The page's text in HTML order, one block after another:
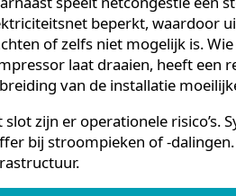
Netafhankelijkheid is een
elektriciteitsnet direct leiden
MCC-ruimtes vereisen
razendsnel, met het risico op
Daarnaast speelt netcongestie
elektriciteitsnet beperkt,
wachten of zelfs niet mogelijk
compressor laat draaien, heeft